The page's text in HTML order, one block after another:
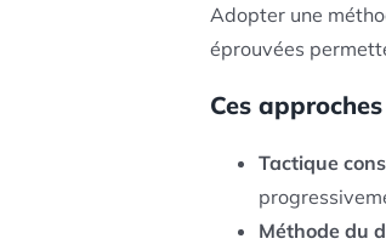
Adopter une
éprouvées
Ces
Tactique
Méthode du